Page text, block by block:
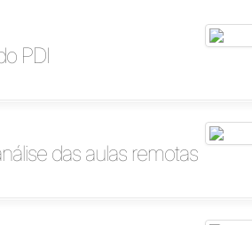
PDI
das aulas remotas